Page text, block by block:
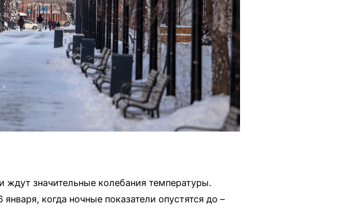
значительные колебания температуры.
когда ночные показатели опустятся до –